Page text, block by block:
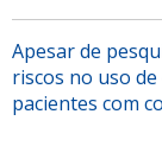
Apesar de
riscos no uso
pacientes com